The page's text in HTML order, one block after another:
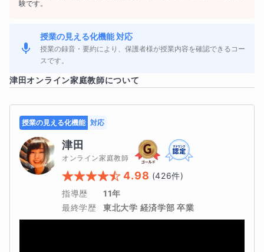
本講習の強み
完全1対1のオーダーメイド指導
周りの目を気にする必要はありません。生徒様の理解度
に合わせて進めるので、質問もし放題です。なんでも気
楽に話してみてくださいね。
小さな「できた！」を積み重ねることで、数学への苦手
験です。
授業の見える化機能 対応
授業の録音・要約により、保護者様が授業内容を確認できるコー
スです。
津田オンライン家庭教師について
授業の見える化機能 対応
津田
オンライン家庭教師
4.98 (426件)
指導歴
11年
最終学歴
東北大学 経済学部 卒業